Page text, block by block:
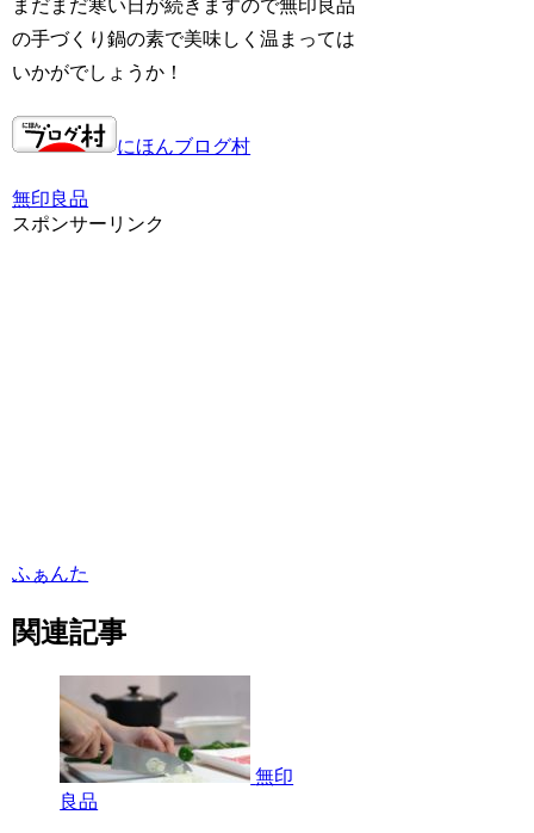
まだまだ寒い日が続きますので無印良品
の手づくり鍋の素で美味しく温まっては
いかがでしょうか！
にほんブログ村
無印良品
スポンサーリンク
ふぁんた
関連記事
無印
良品